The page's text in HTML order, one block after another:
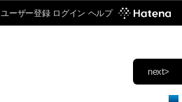
ユーザー登録 ログイン ヘルプ
next>